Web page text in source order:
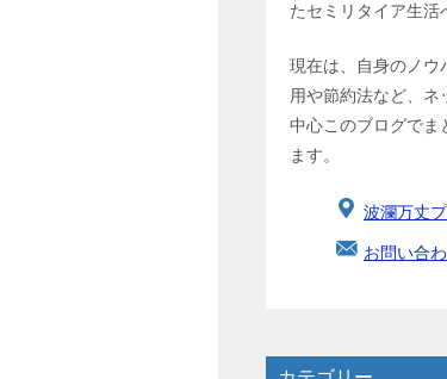
たセミリタイア生活
現在は、自身のノウ
用や節約法など、ネ
中心このブログでま
ます。
波瀾万丈
お問い合